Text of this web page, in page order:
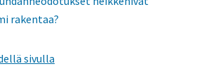
rakentaa?
sivulla